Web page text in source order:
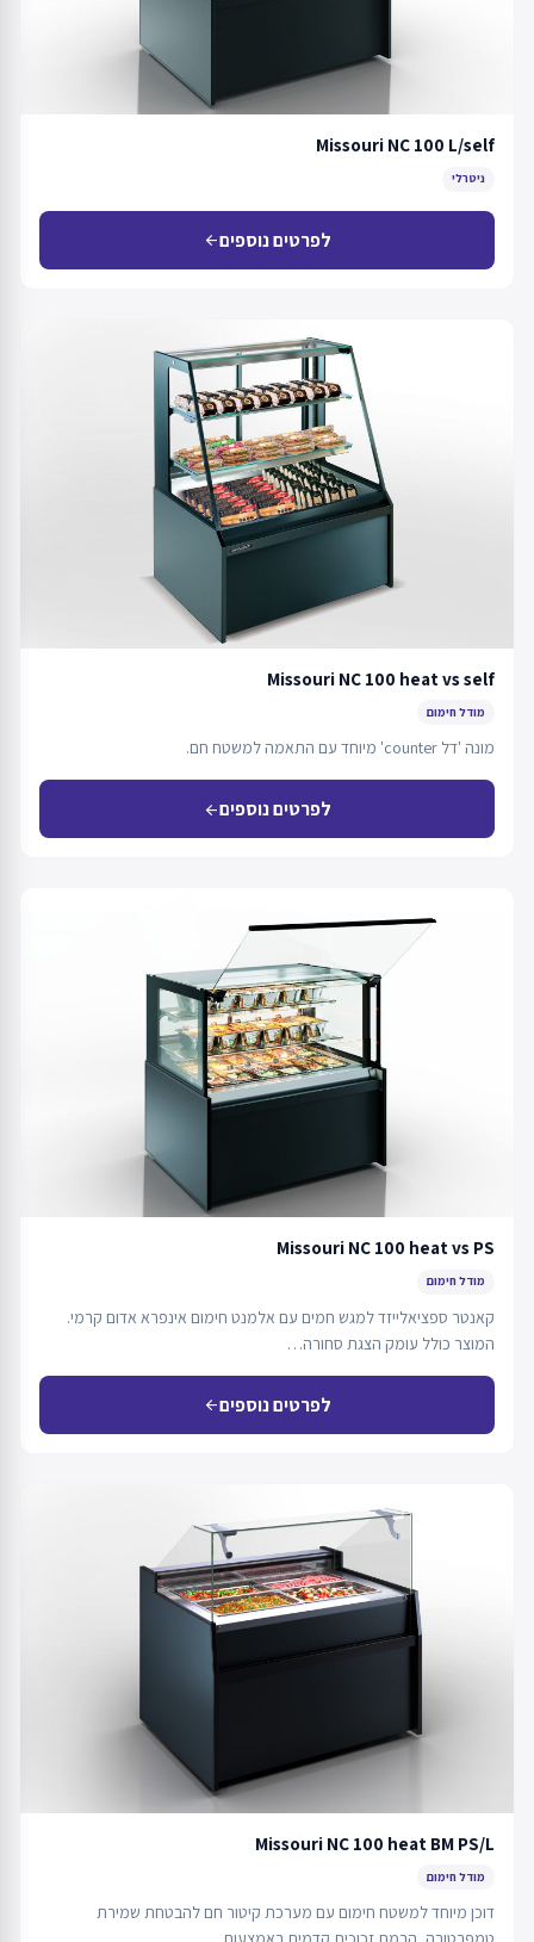
Missouri NC 100 L/self
ניטרלי
לפרטים נוספיםarrow_back
Missouri NC 100 heat vs self
מודל חימום
מונה 'דל counter' מיוחד עם התאמה למשטח חם.
לפרטים נוספיםarrow_back
Missouri NC 100 heat vs PS
מודל חימום
קאנטר ספציאלייזד למגש חמים עם אלמנט חימום אינפרא אדום קרמי.
המוצר כולל עומק הצגת סחורה…
לפרטים נוספיםarrow_back
Missouri NC 100 heat BM PS/L
מודל חימום
דוכן מיוחד למשטח חימום עם מערכת קיטור חם להבטחת שמירת